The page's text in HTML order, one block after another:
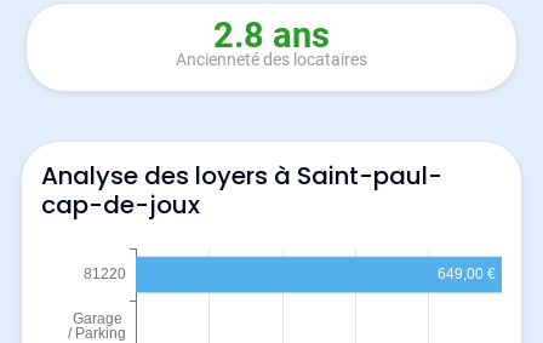
2.8 ans
Ancienneté des locataires
Analyse des loyers à Saint-paul-
cap-de-joux